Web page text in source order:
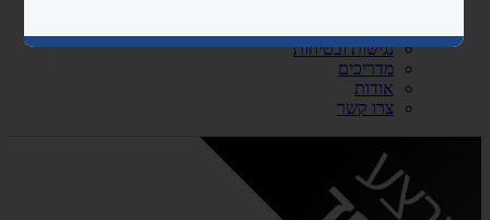
נגישות ובטיחות
מדריכים
אודות
צרו קשר